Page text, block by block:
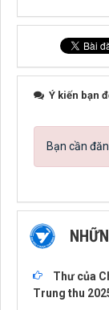
Ý kiến bạn
Bạn cần
Thư của
Trung thu